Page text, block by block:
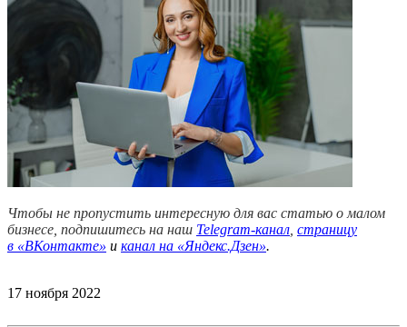
Чтобы не пропустить интересную для вас статью о малом
бизнесе, подпишитесь на наш Telegram-канал страницу
в «ВКонтакте» и канал на «Яндекс.Дзен».
17 ноября 2022